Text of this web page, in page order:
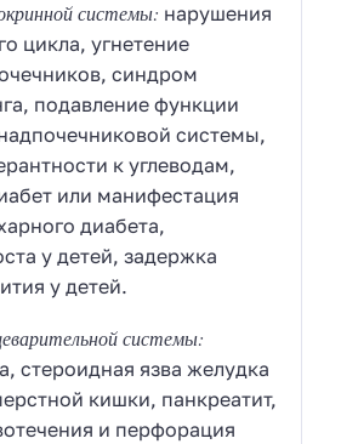
системы: нарушения
цикла, угнетение
синдром
подавление функции
системы,
к углеводам,
или манифестация
диабета,
у детей, задержка
у детей.
системы:
стероидная язва желудка
кишки, панкреатит,
и перфорация